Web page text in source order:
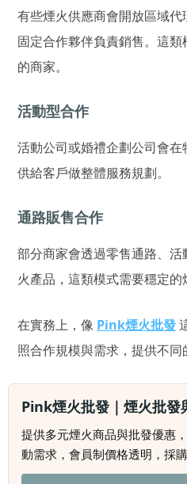
有些煙火供應商會開放區域
固定合作夥伴負責銷售。這
的商家。
活動型合作
活動公司或婚禮企劃公司會
供給客戶做整體服務規劃。
通路販售合作
部分商家會透過零售通路、
火產品，這類模式需要穩定的
在實務上，像 Pink煙火批發
照合作規模與需求，提供不同
Pink煙火批發｜煙火批發
提供多元煙火商品與批發優惠
動需求，會員制價格透明，採購